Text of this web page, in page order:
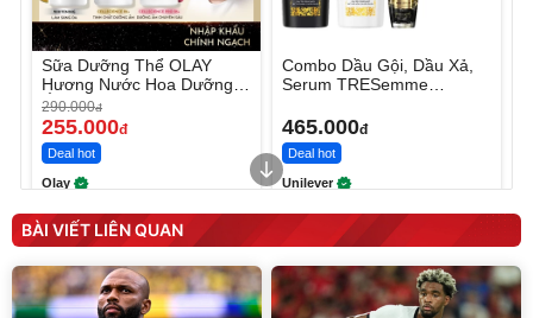
Sữa Dưỡng Thể OLAY
Hương Nước Hoa Dưỡng
Ẩm Chuyên Sâu
290.000đ
255.000đ
Deal hot
Olay
Combo Dầu Gội, Dầu Xả,
Serum TRESemme
LamellarBond
465.000đ
Deal hot
Unilever
BÀI VIẾT LIÊN QUAN